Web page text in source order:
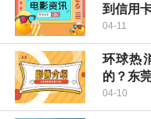
到信用
04-11
环球热
的？东
04-10